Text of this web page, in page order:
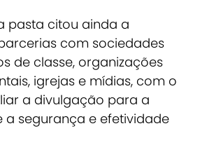
pasta citou ainda a
com sociedades
de classe, organizações
igrejas e mídias, com o
a divulgação para a
a segurança e efetividade